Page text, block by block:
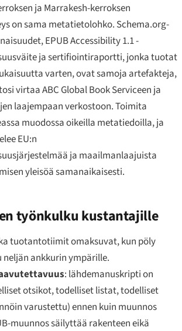
ja Marrakesh-kerroksen
on sama metatietolohko. Schema.org-
EPUB Accessibility 1.1 -
ja sertifiointiraportti, jonka tuotat
varten, ovat samoja artefakteja,
virtaa ABC Global Book Serviceen ja
laajempaan verkostoon. Toimita
muodossa oikeilla metatiedoilla, ja
EU:n
ja maailmanlaajuista
yleisöä samanaikaisesti.
työnkulku kustantajille
tuotantotiimit omaksuvat, kun pöly
ankkurin ympärille.
: lähdemanuskripti on
otsikot, todelliset listat, todelliset
varustettu) ennen kuin muunnos
muunnos säilyttää rakenteen eikä